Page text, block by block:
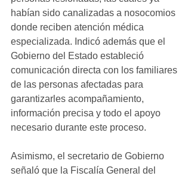
habían sido canalizadas a nosocomios
donde reciben atención médica
especializada. Indicó además que el
Gobierno del Estado estableció
comunicación directa con los familiares
de las personas afectadas para
garantizarles acompañamiento,
información precisa y todo el apoyo
necesario durante este proceso.
Asimismo, el secretario de Gobierno
señaló que la Fiscalía General del